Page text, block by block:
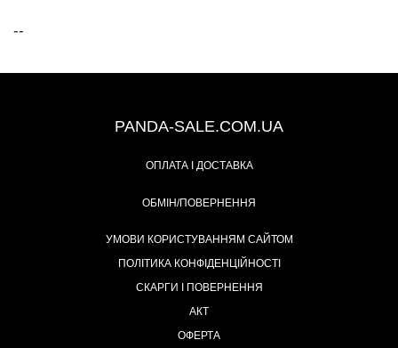
--
PANDA-SALE.COM.UA
ОПЛАТА І ДОСТАВКА
ОБМІН/ПОВЕРНЕННЯ
УМОВИ КОРИСТУВАННЯМ САЙТОМ
ПОЛІТИКА КОНФІДЕНЦІЙНОСТІ
СКАРГИ І ПОВЕРНЕННЯ
АКТ
ОФЕРТА